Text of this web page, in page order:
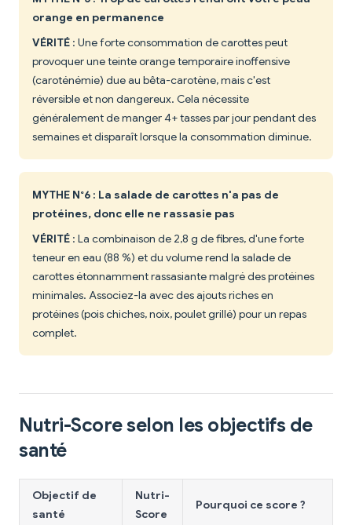
orange en permanence
VÉRITÉ : Une forte consommation de carottes peut
provoquer une teinte orange temporaire inoffensive
(caroténémie) due au bêta-carotène, mais c'est
réversible et non dangereux. Cela nécessite
généralement de manger 4+ tasses par jour pendant des
semaines et disparaît lorsque la consommation diminue.
MYTHE N°6 : La salade de carottes n'a pas de
protéines, donc elle ne rassasie pas
VÉRITÉ : La combinaison de 2,8 g de fibres, d'une forte
teneur en eau (88 %) et du volume rend la salade de
carottes étonnamment rassasiante malgré des protéines
minimales. Associez-la avec des ajouts riches en
protéines (pois chiches, noix, poulet grillé) pour un repas
complet.
Nutri-Score selon les objectifs de
santé
Objectif de
santé
Nutri-
Score
Pourquoi ce score ?